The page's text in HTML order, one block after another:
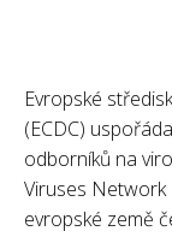
Evropské
(ECDC)
odborníků na
Viruses Network
evropské země